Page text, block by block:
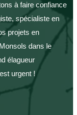
à faire confiance
spécialiste en
projets en
dans le
élagueur
urgent !